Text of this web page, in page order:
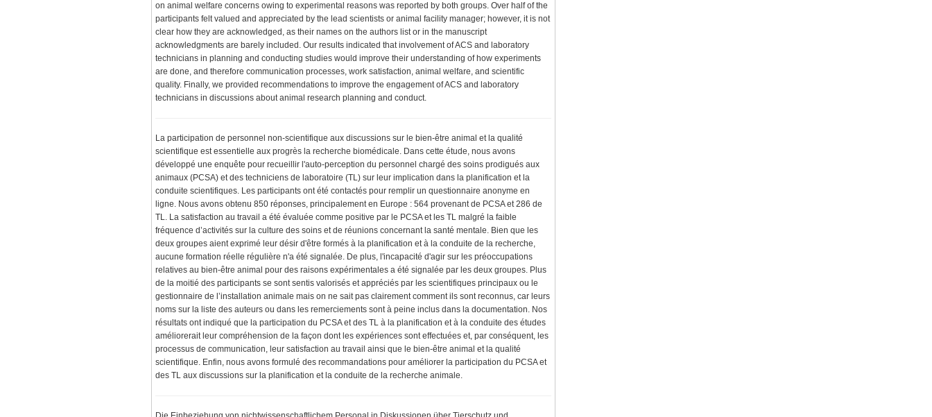
on animal welfare concerns owing to experimental reasons was reported by both groups. Over half of the
participants felt valued and appreciated by the lead scientists or animal facility manager; however, it is not
clear how they are acknowledged, as their names on the authors list or in the manuscript
acknowledgments are barely included. Our results indicated that involvement of ACS and laboratory
technicians in planning and conducting studies would improve their understanding of how experiments
are done, and therefore communication processes, work satisfaction, animal welfare, and scientific
quality. Finally, we provided recommendations to improve the engagement of ACS and laboratory
technicians in discussions about animal research planning and conduct.
La participation de personnel non-scientifique aux discussions sur le bien-être animal et la qualité
scientifique est essentielle aux progrès la recherche biomédicale. Dans cette étude, nous avons
développé une enquête pour recueillir l'auto-perception du personnel chargé des soins prodigués aux
animaux (PCSA) et des techniciens de laboratoire (TL) sur leur implication dans la planification et la
conduite scientifiques. Les participants ont été contactés pour remplir un questionnaire anonyme en
ligne. Nous avons obtenu 850 réponses, principalement en Europe : 564 provenant de PCSA et 286 de
TL. La satisfaction au travail a été évaluée comme positive par le PCSA et les TL malgré la faible
fréquence d’activités sur la culture des soins et de réunions concernant la santé mentale. Bien que les
deux groupes aient exprimé leur désir d'être formés à la planification et à la conduite de la recherche,
aucune formation réelle régulière n'a été signalée. De plus, l'incapacité d'agir sur les préoccupations
relatives au bien-être animal pour des raisons expérimentales a été signalée par les deux groupes. Plus
de la moitié des participants se sont sentis valorisés et appréciés par les scientifiques principaux ou le
gestionnaire de l’installation animale mais on ne sait pas clairement comment ils sont reconnus, car leurs
noms sur la liste des auteurs ou dans les remerciements sont à peine inclus dans la documentation. Nos
résultats ont indiqué que la participation du PCSA et des TL à la planification et à la conduite des études
améliorerait leur compréhension de la façon dont les expériences sont effectuées et, par conséquent, les
processus de communication, leur satisfaction au travail ainsi que le bien-être animal et la qualité
scientifique. Enfin, nous avons formulé des recommandations pour améliorer la participation du PCSA et
des TL aux discussions sur la planification et la conduite de la recherche animale.